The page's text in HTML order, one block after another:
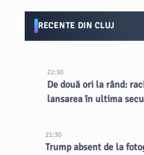
RECENTE DIN CLUJ
22:30
De două ori la rând:
lansarea în ultima
21:30
Trump absent de la